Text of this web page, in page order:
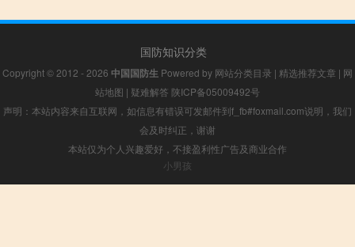
国防知识分类
Copyright © 2012 - 2026 中国国防生 Powered by 网站分类目录 | 精选推荐文章 | 网
站地图 | 疑难解答 陕ICP备05009492号
声明：本站内容来自互联网，如信息有错误可发邮件到f_fb#foxmail.com说明，我们
会及时纠正，谢谢
本站仅为个人兴趣爱好，不接盈利性广告及商业合作
小男孩